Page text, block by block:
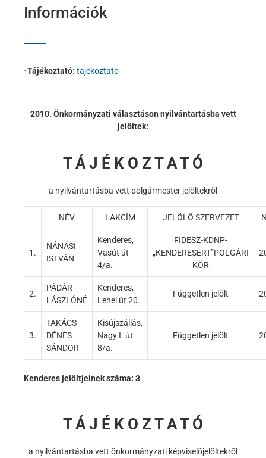
Információk
-Tájékoztató: tajekoztato
2010. Önkormányzati választáson nyilvántartásba vett
jelöltek:
T Á J É K O Z T A T Ó
a nyilvántartásba vett polgármester jelöltekrõl
NÉV LAKCÍM JELÖLÕ SZERVEZET
1.
NÁNÁSI
ISTVÁN
Kenderes,
Vasút út
4/a.
FIDESZ-KDNP-
„KENDERESÉRT”POLGÁRI
KÖR
2.
PÁDÁR
LÁSZLÓNÉ
Kenderes,
Lehel út 20.
Független jelölt
3.
TAKÁCS
DÉNES
SÁNDOR
Kisújszállás,
Nagy I. út
8/a.
Független jelölt
Kenderes jelöltjeinek száma: 3
T Á J É K O Z T A T Ó
a nyilvántartásba vett önkormányzati képviselõjelöltekrõl